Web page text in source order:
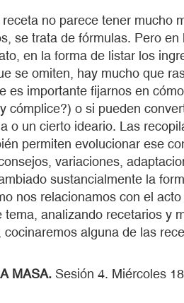
no parece tener mucho
se trata de fórmulas. Pero
en la forma de listar los
se omiten, hay mucho que
es importante fijarnos en
cómplice?) o si pueden
o un cierto ideario. Las
permiten evolucionar ese
variaciones,
sustancialmente la
nos relacionamos con el
tema, analizando recetarios y
alguna de las
MASA. Sesión 4. Miércoles